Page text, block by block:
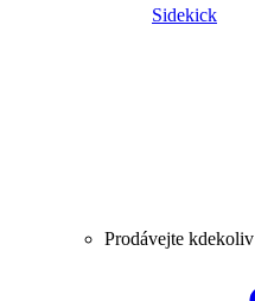
Sidekick
Prodávejte kdekoliv